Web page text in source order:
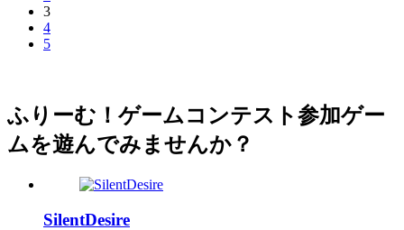
3
4
5
ふりーむ！ゲームコンテスト参加ゲー
ムを遊んでみませんか？
SilentDesire